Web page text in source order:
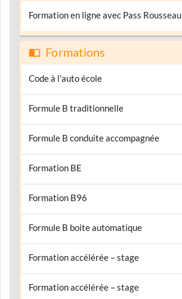
Formation en ligne avec Pass Rousseau
Formations
Code à l'auto école
Formule B traditionnelle
Formule B conduite accompagnée
Formation BE
Formation B96
Formule B boite automatique
Formation accélérée – stage
Formation accélérée – stage